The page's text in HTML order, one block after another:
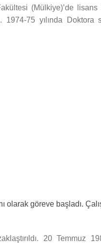
(Mülkiye)’de
1974-75 yılında Doktora
olarak göreve başladı.
20 Temmuz